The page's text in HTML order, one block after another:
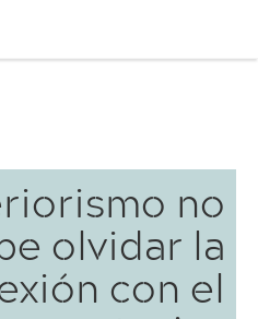
no
olvidar la
con el